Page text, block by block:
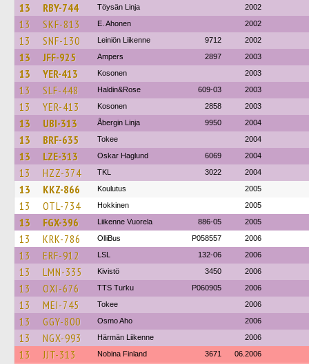
13 RBY-744 Töysän Linja 2002
13 SKF-813 E. Ahonen 2002
13 SNF-130 Leiniön Liikenne 9712 2002
13 JFF-925 Ampers 2897 2003
13 YER-413 Kosonen 2003
13 SLF-448 Haldin&Rose 609-03 2003
13 YER-413 Kosonen 2858 2003
13 UBI-313 Åbergin Linja 9950 2004
13 BRF-635 Tokee 2004
13 LZE-313 Oskar Haglund 6069 2004
13 HZZ-374 TKL 3022 2004
13 KKZ-866 Koulutus 2005
13 OTL-734 Hokkinen 2005
13 FGX-396 Liikenne Vuorela 886-05 2005
13 KRK-786 OlliBus P058557 2006
13 ERF-912 LSL 132-06 2006
13 LMN-335 Kivistö 3450 2006
13 OXI-676 TTS Turku P060905 2006
13 MEI-745 Tokee 2006
13 GGY-800 Osmo Aho 2006
13 NGX-993 Härmän Liikenne 2006
13 JJT-313 Nobina Finland 3671 06.2006